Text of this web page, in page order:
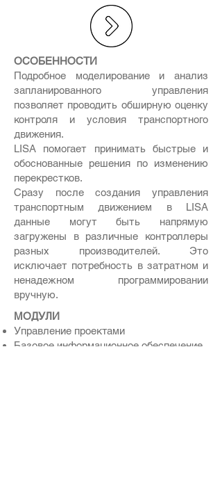
ОСОБЕННОСТИ
Подробное моделирование и анализ
запланированного управления
позволяет проводить обширную оценку
контроля и условия транспортного
движения.
LISA помогает принимать быстрые и
обоснованные решения по изменению
перекрестков.
Сразу после создания управления
транспортным движением в LISA
данные могут быть напрямую
загружены в различные контроллеры
разных производителей. Это
исключает потребность в затратном и
ненадежном программировании
вручную.
МОДУЛИ
Управление проектами
Базовое информационное обеспечение